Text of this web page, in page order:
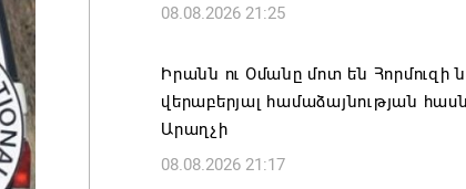
08.08.2026 21:25
Իրանն ու Օմանը մոտ են Հորմուզի
վերաբերյալ համաձայնության
Արաղչի
08.08.2026 21:17